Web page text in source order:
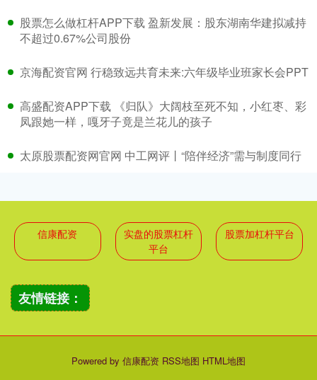
股票怎么做杠杆APP下载 盈新发展：股东湖南华建拟减持
不超过0.67%公司股份
京海配资官网 行稳致远共育未来:六年级毕业班家长会PPT
高盛配资APP下载 《归队》大阔枝至死不知，小红枣、彩
凤跟她一样，嘎牙子竟是兰花儿的孩子
太原股票配资网官网 中工网评丨“陪伴经济”需与制度同行
信康配资
实盘的股票杠杆
平台
股票加杠杆平台
友情链接：
Powered by 信康配资 RSS地图 HTML地图